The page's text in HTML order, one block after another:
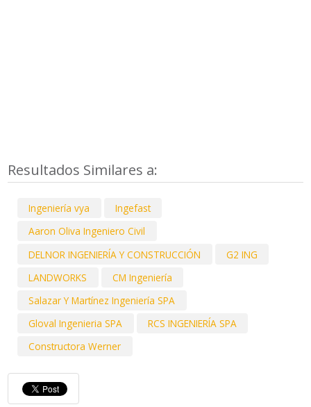
Resultados Similares a:
Ingeniería vya
Ingefast
Aaron Oliva Ingeniero Civil
DELNOR INGENIERÍA Y CONSTRUCCIÓN
G2 ING
LANDWORKS
CM Ingeniería
Salazar Y Martínez Ingeniería SPA
Gloval Ingenieria SPA
RCS INGENIERÍA SPA
Constructora Werner